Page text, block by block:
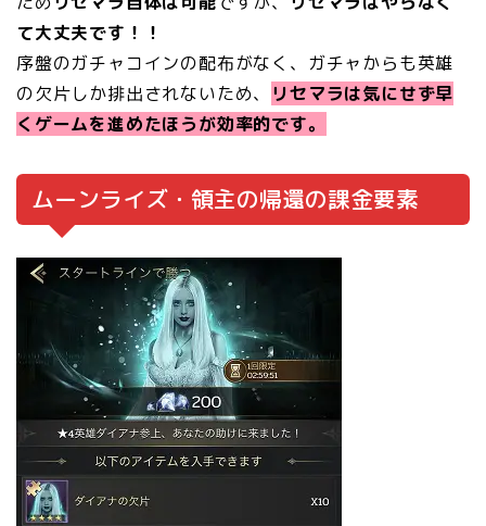
て大丈夫です！！
序盤のガチャコインの配布がなく、ガチャからも英雄
の欠片しか排出されないため、 リセマラは気にせず早
くゲームを進めたほうが効率的です。
ムーンライズ・領主の帰還の課金要素